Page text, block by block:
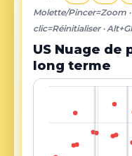
Molette/Pincer=Zoom
clic=Réinitialiser ·
US Nuage de
long terme